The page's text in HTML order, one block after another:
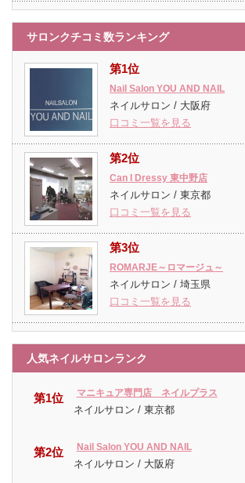
サロンクチコミ数ランキング
第1位
Nail Salon YOU AND NAIL
ネイルサロン / 大阪府
口コミ一覧を見る
第2位
Can I Dressy 東中野店
ネイルサロン / 東京都
口コミ一覧を見る
第3位
ROMARJE～ロマージュ～
ネイルサロン / 埼玉県
口コミ一覧を見る
人気ネイルサロンランク
第1位 マニキュア専門店 ネイルプラス
ネイルサロン / 東京都
第2位 Nail Salon YOU AND NAIL
ネイルサロン / 大阪府